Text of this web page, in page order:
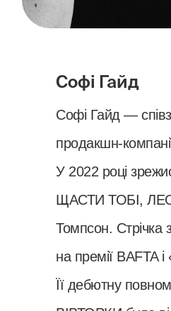
Софі Гайд
Софі Гайд —
продакшн-
У 2022 році
ЩАСТИ ТОБІ,
Томпсон. Стрічка
на премії BAFTA
Її дебютну